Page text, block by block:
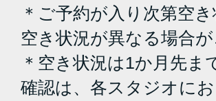
＊ご予約が入り次第空
空き状況が異なる場合
＊空き状況は1か月先
確認は、各スタジオに